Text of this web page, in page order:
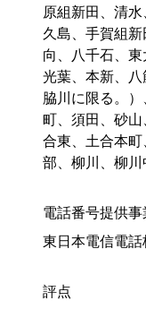
原組新田、清
久島、手賀組
向、八千石、東
光葉、本新、
脇川に限る。
町、須田、砂
合東、土合本
部、柳川、柳川
電話番号提供事
東日本電信電話
評点